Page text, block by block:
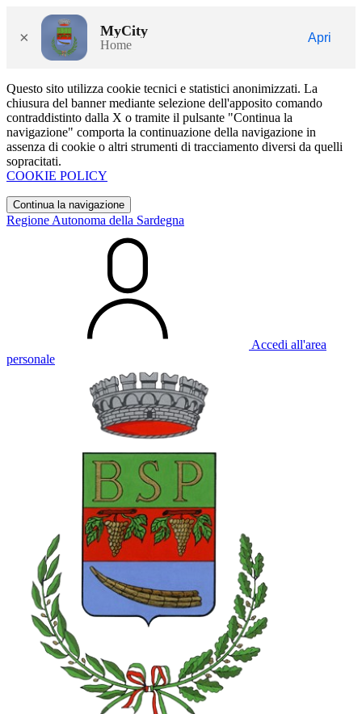
× MyCity
Home
Apri
Questo sito utilizza cookie tecnici e statistici anonimizzati. La
chiusura del banner mediante selezione dell'apposito comando
contraddistinto dalla X o tramite il pulsante "Continua la
navigazione" comporta la continuazione della navigazione in
assenza di cookie o altri strumenti di tracciamento diversi da quelli
sopracitati.
COOKIE POLICY
Continua la navigazione
Regione Autonoma della Sardegna
Accedi all'area
personale